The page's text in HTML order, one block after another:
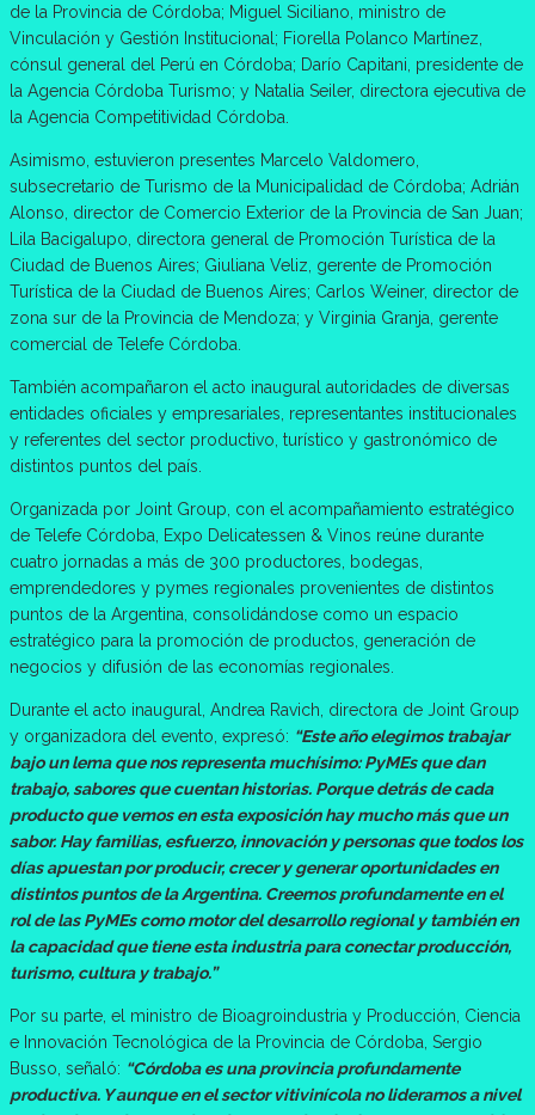
de la Provincia de Córdoba; Miguel Siciliano, ministro de
Vinculación y Gestión Institucional; Fiorella Polanco Martínez,
cónsul general del Perú en Córdoba; Darío Capitani, presidente de
la Agencia Córdoba Turismo; y Natalia Seiler, directora ejecutiva de
la Agencia Competitividad Córdoba.
Asimismo, estuvieron presentes Marcelo Valdomero,
subsecretario de Turismo de la Municipalidad de Córdoba; Adrián
Alonso, director de Comercio Exterior de la Provincia de San Juan;
Lila Bacigalupo, directora general de Promoción Turística de la
Ciudad de Buenos Aires; Giuliana Veliz, gerente de Promoción
Turística de la Ciudad de Buenos Aires; Carlos Weiner, director de
zona sur de la Provincia de Mendoza; y Virginia Granja, gerente
comercial de Telefe Córdoba.
También acompañaron el acto inaugural autoridades de diversas
entidades oficiales y empresariales, representantes institucionales
y referentes del sector productivo, turístico y gastronómico de
distintos puntos del país.
Organizada por Joint Group, con el acompañamiento estratégico
de Telefe Córdoba, Expo Delicatessen & Vinos reúne durante
cuatro jornadas a más de 300 productores, bodegas,
emprendedores y pymes regionales provenientes de distintos
puntos de la Argentina, consolidándose como un espacio
estratégico para la promoción de productos, generación de
negocios y difusión de las economías regionales.
Durante el acto inaugural, Andrea Ravich, directora de Joint Group
y organizadora del evento, expresó: “Este año elegimos trabajar
bajo un lema que nos representa muchísimo: PyMEs que dan
trabajo, sabores que cuentan historias. Porque detrás de cada
producto que vemos en esta exposición hay mucho más que un
sabor. Hay familias, esfuerzo, innovación y personas que todos los
días apuestan por producir, crecer y generar oportunidades en
distintos puntos de la Argentina. Creemos profundamente en el
rol de las PyMEs como motor del desarrollo regional y también en
la capacidad que tiene esta industria para conectar producción,
turismo, cultura y trabajo.”
Por su parte, el ministro de Bioagroindustria y Producción, Ciencia
e Innovación Tecnológica de la Provincia de Córdoba, Sergio
Busso, señaló: “Córdoba es una provincia profundamente
productiva. Y aunque en el sector vitivinícola no lideramos a nivel